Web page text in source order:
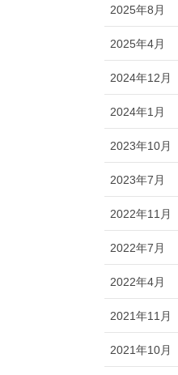
2025年8月
2025年4月
2024年12月
2024年1月
2023年10月
2023年7月
2022年11月
2022年7月
2022年4月
2021年11月
2021年10月